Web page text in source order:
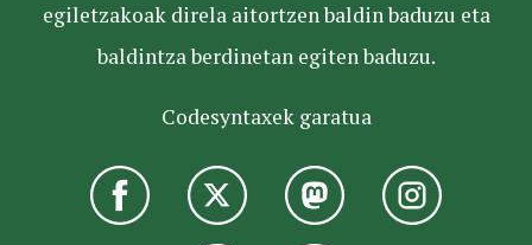
egiletzakoak direla aitortzen baldin baduzu eta
baldintza berdinetan egiten baduzu.
Codesyntaxek garatua